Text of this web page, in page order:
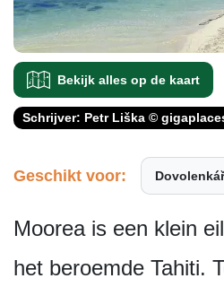
Bekijk alles op de kaart
Schrijver: Petr Liška ©
Geschikt voor:
Moorea is een klein
het beroemde Tahiti.